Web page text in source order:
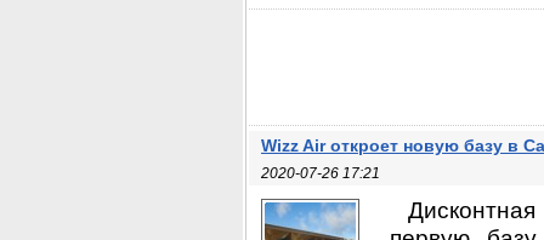
Wizz Air откроет новую базу в
2020-07-26 17:21